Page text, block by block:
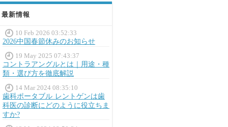
最新情報
10 Feb 2026 03:52:33
2026中国春節休みのお知らせ
19 May 2025 07:43:37
コントラアングルとは｜用途・種
類・選び方を徹底解説
14 Mar 2024 08:35:10
歯科ポータブル レントゲンは歯
科医の診断にどのように役立ちま
すか?